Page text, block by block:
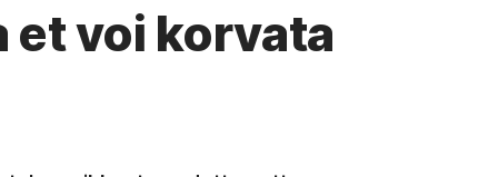
et voi korvata